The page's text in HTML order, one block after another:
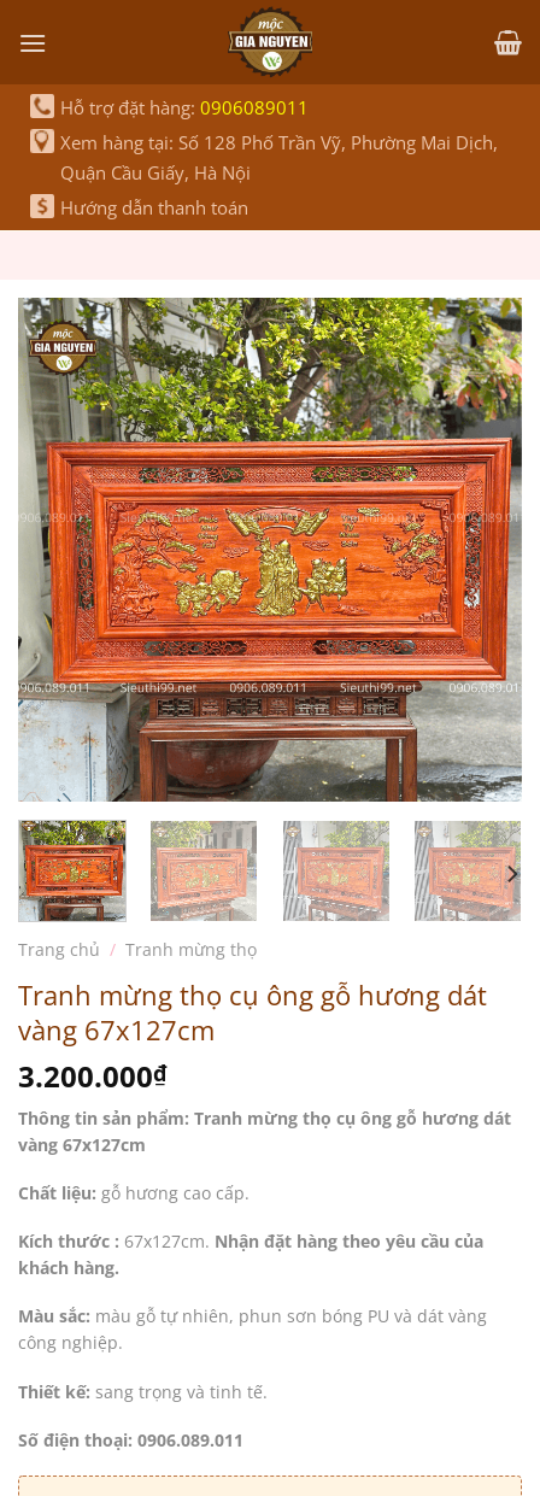
qua
dung
Hỗ trợ đặt hàng: 0906089011
Xem hàng tại: Số 128 Phố Trần Vỹ, Phường Mai Dịch,
Quận Cầu Giấy, Hà Nội
Hướng dẫn thanh toán
Trang chủ / Tranh mừng thọ
Tranh mừng thọ cụ ông gỗ hương dát
vàng 67x127cm
3.200.000₫
Thông tin sản phẩm: Tranh mừng thọ cụ ông gỗ hương dát
vàng 67x127cm
Chất liệu: gỗ hương cao cấp.
Kích thước : 67x127cm. Nhận đặt hàng theo yêu cầu của
khách hàng.
Màu sắc: màu gỗ tự nhiên, phun sơn bóng PU và dát vàng
công nghiệp.
Thiết kế: sang trọng và tinh tế.
Số điện thoại: 0906.089.011